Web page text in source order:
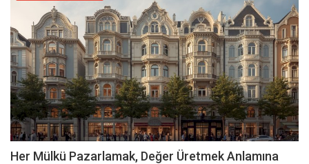
Her Mülkü Pazarlamak, Değer Üretmek Anlamına